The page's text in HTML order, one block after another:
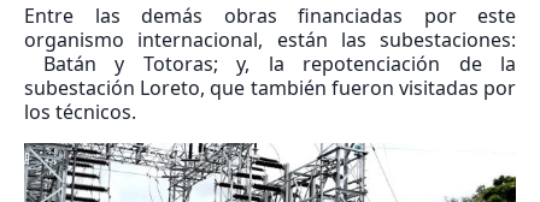
Entre las demás obras financiadas por este
organismo internacional, están las subestaciones:
Batán y Totoras; y, la repotenciación de la
subestación Loreto, que también fueron visitadas por
los técnicos.